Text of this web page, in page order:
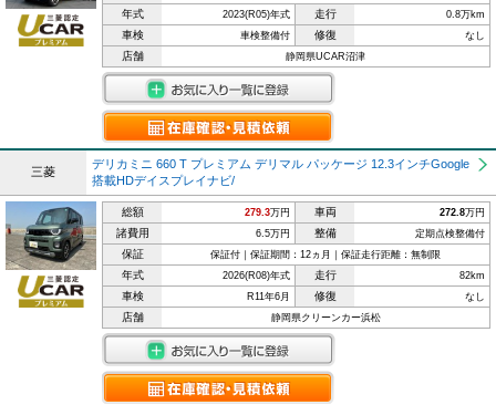
年式 2023(R05)年式 走行 0.8万km
車検 車検整備付 修復 なし
店舗 静岡県UCAR沼津
三菱
デリカミニ 660 T プレミアム デリマル パッケージ 12.3インチGoogle
搭載HDデイスプレイナビ/
総額 279.3万円 車両 272.8万円
諸費用 6.5万円 整備 定期点検整備付
保証 保証付｜保証期間：12ヵ月｜保証走行距離：無制限
年式 2026(R08)年式 走行 82km
車検 R11年6月 修復 なし
店舗 静岡県クリーンカー浜松